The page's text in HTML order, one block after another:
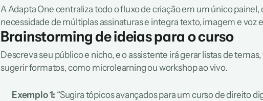
A Adapta One centraliza todo o fluxo de criação em um único painel,
necessidade de múltiplas assinaturas e integra texto, imagem e voz
Brainstorming de ideias para o curso
Descreva seu público e nicho, e o assistente irá gerar listas de
sugerir formatos, como microlearning ou workshop ao vivo.
Exemplo 1: “Sugira tópicos avançados para um curso de direito